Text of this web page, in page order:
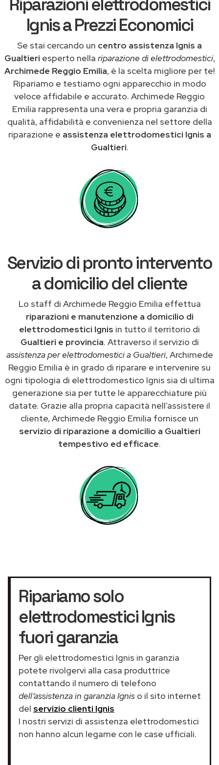
Ignis a Prezzi Economici
Se stai cercando un centro assistenza Ignis a
Gualtieri esperto nella riparazione di elettrodomestici,
Archimede Reggio Emilia, è la scelta migliore per te!
Ripariamo e testiamo ogni apparecchio in modo
veloce affidabile e accurato. Archimede Reggio
Emilia rappresenta una vera e propria garanzia di
qualità, affidabilità e convenienza nel settore della
riparazione e assistenza elettrodomestici Ignis a
Gualtieri.
Servizio di pronto intervento
a domicilio del cliente
Lo staff di Archimede Reggio Emilia effettua
riparazioni e manutenzione a domicilio di
elettrodomestici Ignis in tutto il territorio di
Gualtieri e provincia. Attraverso il servizio di
assistenza per elettrodomestici a Gualtieri, Archimede
Reggio Emilia è in grado di riparare e intervenire su
ogni tipologia di elettrodomestico Ignis sia di ultima
generazione sia per tutte le apparecchiature più
datate. Grazie alla propria capacità nell’assistere il
cliente, Archimede Reggio Emilia fornisce un
servizio di riparazione a domicilio a Gualtieri
tempestivo ed efficace.
Ripariamo solo
elettrodomestici Ignis
fuori garanzia
Per gli elettrodomestici Ignis in garanzia
potete rivolgervi alla casa produttrice
contattando il numero di telefono
dell’assistenza in garanzia Ignis o il sito internet
del servizio clienti Ignis
I nostri servizi di assistenza elettrodomestici
non hanno alcun legame con le case ufficiali.